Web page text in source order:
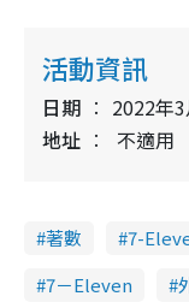
活動資訊
日期
2022年
地址
不適用
著數 7-
7－Eleven